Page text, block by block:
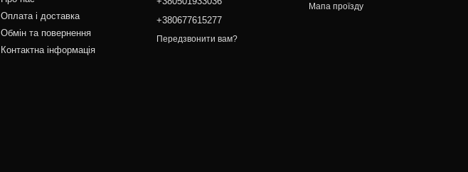
Оплата і доставка
Обмін та повернення
Контактна інформація
+380677615277
Передзвонити вам?
Мапа проїзду